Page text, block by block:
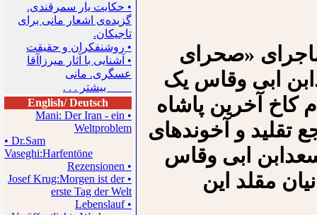
• حکایت یار سمرقندی.
گزیده‌ی اشعار مانی برای
تاجیکان.
• روشنفکران و حقیقت
• آشنایی با آثار میرزاآقا
عسگری. مانی
بیشتر . . .
English/ Deutsch
• Mani: Der Iran - ein
Weltproblem
• Dr.Sam
Vaseghi:Harfentöne
• Rezensionen
• Josef Krug:Morgen ist der
erste Tag der Welt
• Lebenslauf
«صحرای
ابی وقاس یک
کاخ آخرین پاشاه
تقلید و آخوندهای
ابی وقاس
مقلد این